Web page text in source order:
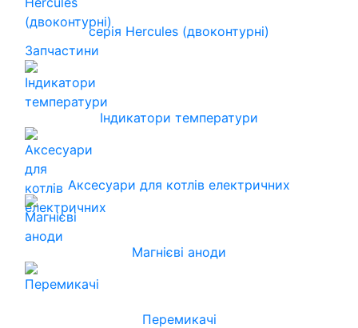
серія Hercules (двоконтурні)
Запчастини
Індикатори температури
Аксесуари для котлів електричних
Магнієві аноди
Перемикачі